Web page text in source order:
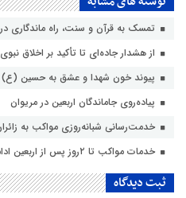
تمسک به قرآن و سنت، راه ماندگاری
از هشدار جاده‌ای تا تأکید بر اخلاق نبوی
پیوند خون شهدا و عشق به حسین (ع)
پیاده‌روی جاماندگان اربعین در مریوان
خدمت‌رسانی شبانه‌روزی مواکب به
خدمات مواکب تا ۲روز پس از اربعین ادامه دارد
ثبت دیدگاه